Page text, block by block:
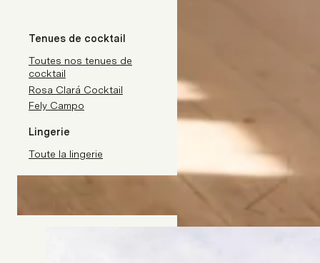
Tenues de cocktail
Toutes nos tenues de
cocktail
Rosa Clará Cocktail
Fely Campo
Lingerie
Toute la lingerie